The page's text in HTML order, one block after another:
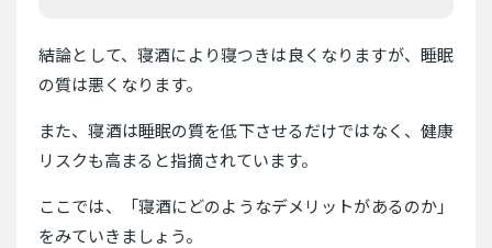
結論として、寝酒により寝つきは良くなりますが、睡眠
の質は悪くなります。
また、寝酒は睡眠の質を低下させるだけではなく、健康
リスクも高まると指摘されています。
ここでは、「寝酒にどのようなデメリットがあるのか」
をみていきましょう。